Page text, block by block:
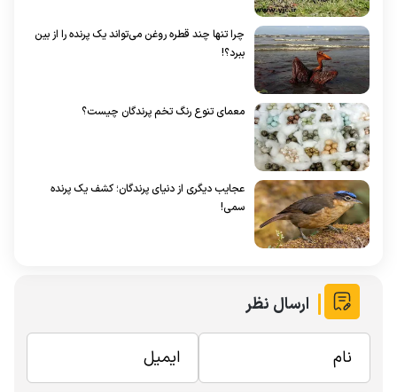
چرا تنها چند قطره روغن می‌تواند یک پرنده را از بین
ببرد؟!
معمای تنوع رنگ تخم پرندگان چیست؟
عجایب دیگری از دنیای پرندگان؛ کشف یک پرنده
سمی!
ارسال نظر